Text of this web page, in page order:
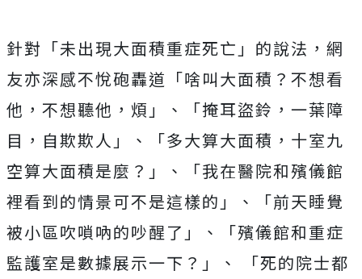
針對「未出現大面積重症死亡」的說法，網
友亦深感不悅砲轟道「啥叫大面積？不想看
他，不想聽他，煩」、「掩耳盜鈴，一葉障
目，自欺欺人」、「多大算大面積，十室九
空算大面積是麼？」、「我在醫院和殯儀館
裡看到的情景可不是這樣的」、「前天睡覺
被小區吹嗩吶的吵醒了」、「殯儀館和重症
監護室是數據展示一下？」、 「死的院士都